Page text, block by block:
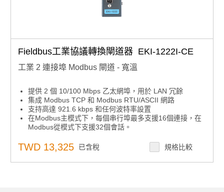
Fieldbus工業協議轉換閘道器 EKI-1222I-CE
工業 2 連接埠 Modbus 閘道 - 寬溫
提供 2 個 10/100 Mbps 乙太網埠，用於 LAN 冗餘
集成 Modbus TCP 和 Modbus RTU/ASCII 網路
支持高達 921.6 kbps 和任何波特率設置
在Modbus主模式下，每個串行埠最多支援16個連接，在
Modbus從模式下支援32個會話。
安裝在 DIN 導軌和壁掛支架上
內置 15 KV ESD 保護，適用於所有串行信號
自動 RS-485 數據流控制
TWD 13,325 已含稅 規格比較